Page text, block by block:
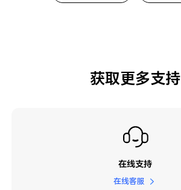
获取更多支持
在线支持
在线客服